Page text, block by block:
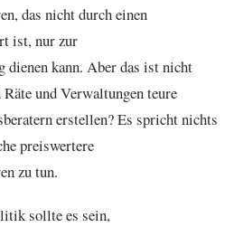
das nicht durch einen
ist, nur zur
dienen kann. Aber das ist nicht
und Verwaltungen teure
erstellen? Es spricht nichts
preiswertere
zu tun.
sollte es sein,